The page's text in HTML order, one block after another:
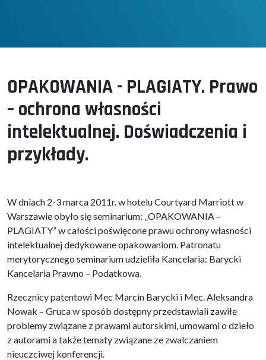
OPAKOWANIA - PLAGIATY. Prawo
– ochrona własności
intelektualnej. Doświadczenia i
przykłady.
W dniach 2-3 marca 2011r. w hotelu Courtyard Marriott w
Warszawie obyło się seminarium: „OPAKOWANIA –
PLAGIATY” w całości poświęcone prawu ochrony własności
intelektualnej dedykowane opakowaniom. Patronatu
merytorycznego seminarium udzieliła Kancelaria: Barycki
Kancelaria Prawno – Podatkowa.
Rzecznicy patentowi Mec Marcin Barycki i Mec. Aleksandra
Nowak – Gruca w sposób dostępny przedstawiali zawiłe
problemy związane z prawami autorskimi, umowami o dzieło
z autorami a także tematy związane ze zwalczaniem
nieuczciwej konferencji.